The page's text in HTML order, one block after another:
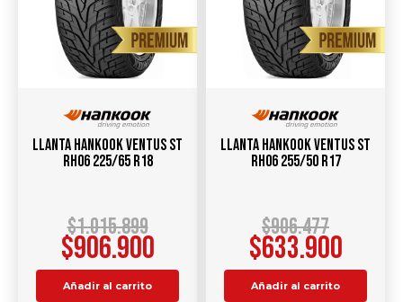
Llanta HANKOOK Ventus ST
RH06 225/65 R18
$1.015.899
$906.900
Añadir al carrito
Llanta HANKOOK Ventus ST
RH06 255/50 R17
$906.477
$633.900
Añadir al carrito